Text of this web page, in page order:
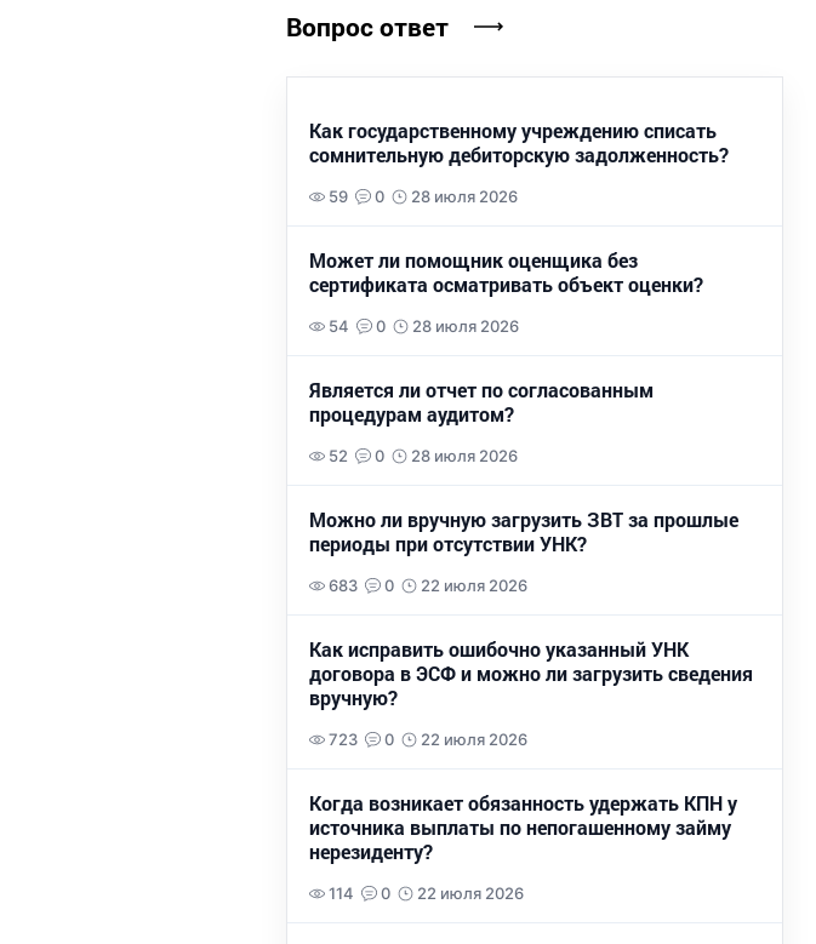
Вопрос ответ
Как государственному учреждению списать
сомнительную дебиторскую задолженность?
59 0 28 июля 2026
Может ли помощник оценщика без
сертификата осматривать объект оценки?
54 0 28 июля 2026
Является ли отчет по согласованным
процедурам аудитом?
52 0 28 июля 2026
Можно ли вручную загрузить ЗВТ за прошлые
периоды при отсутствии УНК?
683 0 22 июля 2026
Как исправить ошибочно указанный УНК
договора в ЭСФ и можно ли загрузить сведения
вручную?
723 0 22 июля 2026
Когда возникает обязанность удержать КПН у
источника выплаты по непогашенному займу
нерезиденту?
114 0 22 июля 2026